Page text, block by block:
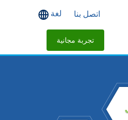
اتصل بنا لغة
تجربة مجانية